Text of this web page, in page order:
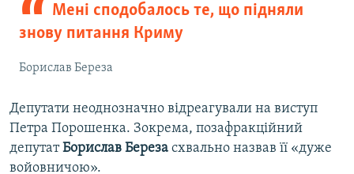
Мені сподобалось те, що підняли
знову питання Криму
Борислав Береза
Депутати неоднозначно відреагували на виступ
Петра Порошенка. Зокрема, позафракційний
депутатБорислав Береза схвально назвав її «дуже
войовничою».